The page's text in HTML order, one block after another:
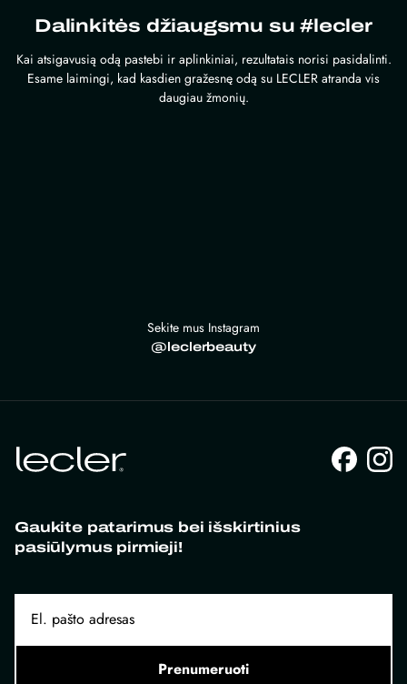
Dalinkitės džiaugsmu su #lecler
Kai atsigavusią odą pastebi ir aplinkiniai, rezultatais norisi pasidalinti.
Esame laimingi, kad kasdien gražesnę odą su LECLER atranda vis
daugiau žmonių.
Sekite mus Instagram
@leclerbeauty
Gaukite patarimus bei išskirtinius
pasiūlymus pirmieji!
Prenumeruoti